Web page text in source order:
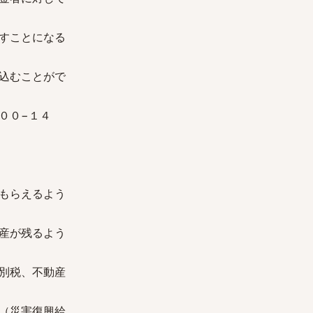
ことになる
むことがで
０−１４
らえるよう
が残るよう
税、不動産